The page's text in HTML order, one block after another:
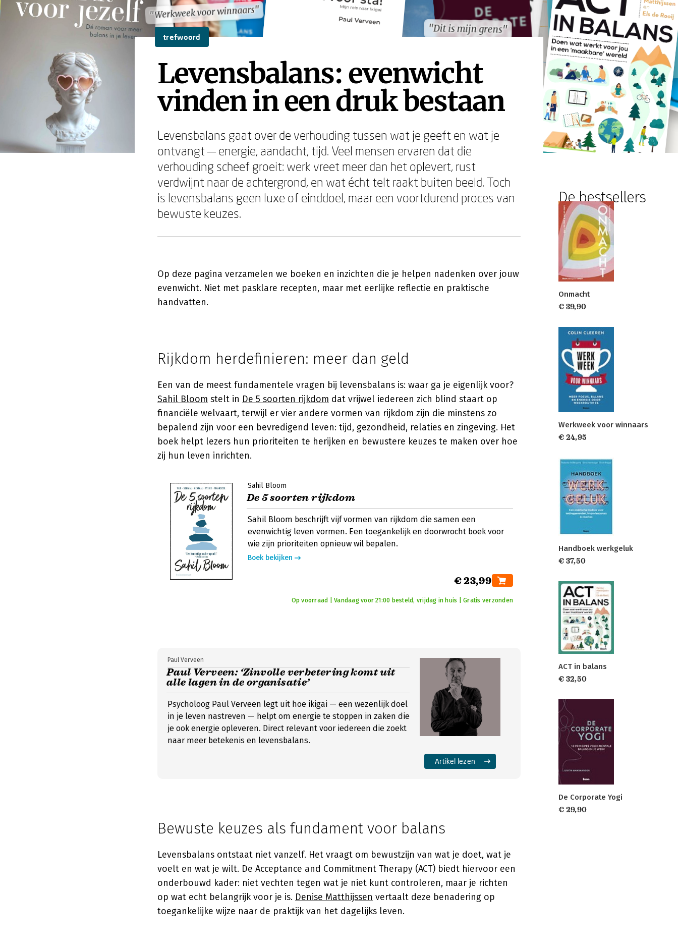
"Werkweek voor winnaars"
"Dit is mijn grens"
"Werkweek voor winnaars"
"Dit is mijn grens"
trefwoord
Levensbalans: evenwicht
vinden in een druk bestaan
Levensbalans gaat over de verhouding tussen wat je geeft en wat je
ontvangt — energie, aandacht, tijd. Veel mensen ervaren dat die
verhouding scheef groeit: werk vreet meer dan het oplevert, rust
verdwijnt naar de achtergrond, en wat écht telt raakt buiten beeld. Toch
is levensbalans geen luxe of einddoel, maar een voortdurend proces van
bewuste keuzes.
Op deze pagina verzamelen we boeken en inzichten die je helpen nadenken over jouw
evenwicht. Niet met pasklare recepten, maar met eerlijke reflectie en praktische
handvatten.
Rijkdom herdefinieren: meer dan geld
Een van de meest fundamentele vragen bij levensbalans is: waar ga je eigenlijk voor?
Sahil Bloom stelt in De 5 soorten rijkdom dat vrijwel iedereen zich blind staart op
financiële welvaart, terwijl er vier andere vormen van rijkdom zijn die minstens zo
bepalend zijn voor een bevredigend leven: tijd, gezondheid, relaties en zingeving. Het
boek helpt lezers hun prioriteiten te herijken en bewustere keuzes te maken over hoe
zij hun leven inrichten.
Sahil Bloom
De 5 soorten rijkdom
Sahil Bloom beschrijft vijf vormen van rijkdom die samen een
evenwichtig leven vormen. Een toegankelijk en doorwrocht boek voor
wie zijn prioriteiten opnieuw wil bepalen.
Boek bekijken
€ 23,99
Op voorraad | Vandaag voor 21:00 besteld, vrijdag in huis | Gratis verzonden
Paul Verveen: ‘Zinvolle verbetering komt uit
alle lagen in de organisatie’
Paul Verveen
Psycholoog Paul Verveen legt uit hoe ikigai — een wezenlijk doel
in je leven nastreven — helpt om energie te stoppen in zaken die
je ook energie opleveren. Direct relevant voor iedereen die zoekt
naar meer betekenis en levensbalans.
Artikel lezen
Bewuste keuzes als fundament voor balans
Levensbalans ontstaat niet vanzelf. Het vraagt om bewustzijn van wat je doet, wat je
voelt en wat je wilt. De Acceptance and Commitment Therapy (ACT) biedt hiervoor een
onderbouwd kader: niet vechten tegen wat je niet kunt controleren, maar je richten
op wat echt belangrijk voor je is. Denise Matthijssen vertaalt deze benadering op
toegankelijke wijze naar de praktijk van het dagelijks leven.
De bestsellers
Onmacht
€ 39,90
Werkweek voor winnaars
€ 24,95
Handboek werkgeluk
€ 37,50
ACT in balans
€ 32,50
De Corporate Yogi
€ 29,90